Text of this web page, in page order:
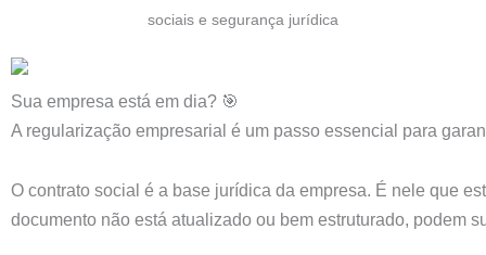
sociais e segurança jurídica
Sua empresa está em dia? 🎯
A regularização empresarial é um passo essencial para
O contrato social é a base jurídica da empresa. É nele que
documento não está atualizado ou bem estruturado, podem